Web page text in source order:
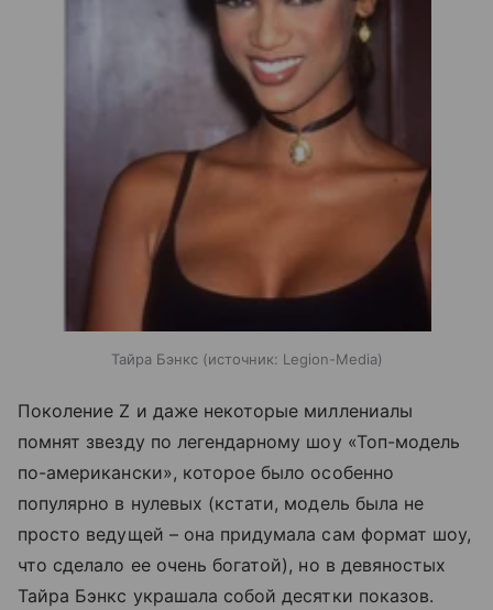
Тайра Бэнкс источник: Legion-Media
Поколение Z и даже некоторые миллениалы
помнят звезду по легендарному шоу «Топ-модель
по-американски», которое было особенно
популярно в нулевых (кстати, модель была не
просто ведущей – она придумала сам формат шоу,
что сделало ее очень богатой), но в девяностых
Тайра Бэнкс украшала собой десятки показов.